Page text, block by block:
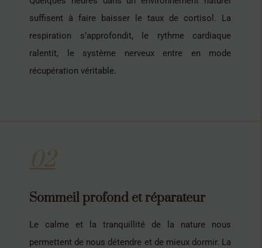
suffisent à faire baisser le taux de cortisol. La
respiration s’approfondit, le rythme cardiaque
ralentit, le système nerveux entre en mode
récupération véritable.
02
Sommeil profond et réparateur
Le calme et la tranquillité de la nature nous
permettent de nous détendre et de mieux dormir. La